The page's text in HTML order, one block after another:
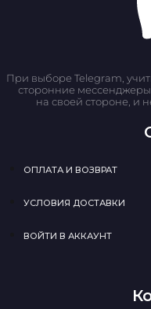
При выборе Telegram,
сторонние
на своей стороне, и
ОПЛАТА И ВОЗВРАТ
УСЛОВИЯ ДОСТАВКИ
ВОЙТИ В АККАУНТ